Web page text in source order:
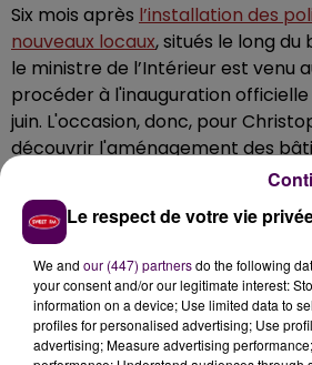
Six mois après l’installation des
nouveaux locaux, situés le long du
le ministre de l’Intérieur est venu
procéder à l'inauguration officielle
juin. L'occasion, donc, pour
découvrir l'aménagement des
d'échanger avec le personnel. Il
rappeler qu’à l’échelle nationale
recrutement de 10 000 policiers
l’ensemble du territoire a été
expliqué qu'au Mans"il manque
avant de confirmer qu'une
se réunir ce mardi"et que"sept
Le respect de votre vie
We and our (447) partnersdo the following
your consent and/or our legitimate interest:
information on a device; Use limited data to
profiles for personalised advertising; Use
advertising; Measure advertising